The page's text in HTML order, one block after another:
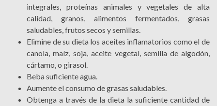
integrales, proteínas animales y vegetales de alta
calidad, granos, alimentos fermentados, grasas
saludables, frutos secos y semillas.
Elimine de su dieta los aceites inflamatorios como el de
canola, maíz, soja, aceite vegetal, semilla de algodón,
cártamo, o girasol.
Beba suficiente agua.
Aumente el consumo de grasas saludables.
Obtenga a través de la dieta la suficiente cantidad de